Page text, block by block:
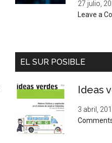
27 julio,
Leave a
EL SUR POSIBLE
Ideas
3 abril,